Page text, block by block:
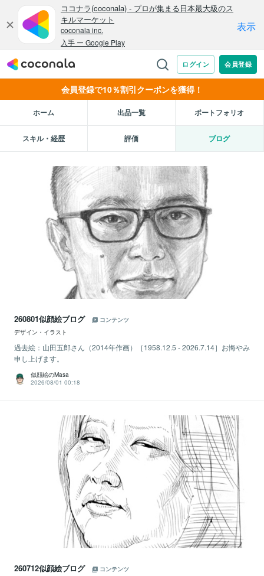
会員登録で10％割引クーポンを獲得！
ホーム 出品一覧 ポートフォリオ
スキル・経歴 評価 ブログ
260801似顔絵ブログ
コンテンツ
デザイン・イラスト
過去絵：山田五郎さん（2014年作画）［1958.12.5 - 2026.7.14］お悔やみ
申し上げます。
似顔絵のMasa
2026/08/01 00:18
260712似顔絵ブログ
コンテンツ